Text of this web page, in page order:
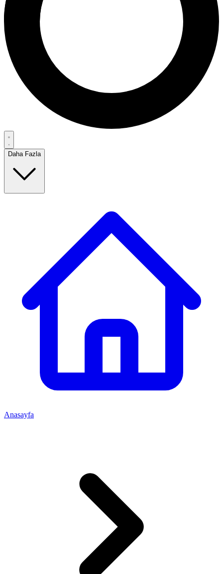
Daha Fazla
Anasayfa